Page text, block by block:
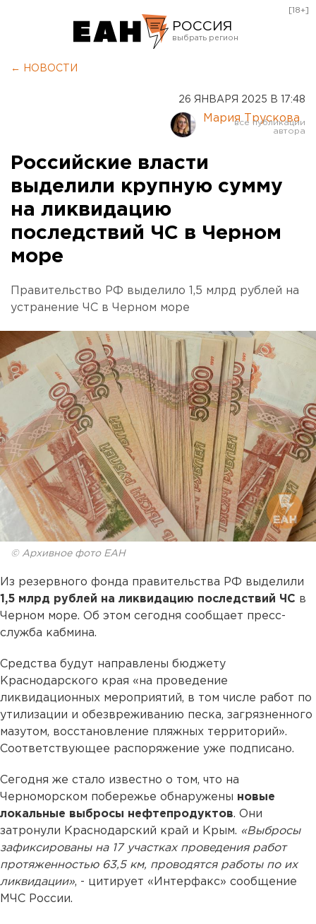
РОССИЯ
Курган
Оренбург
[18+]
← НОВОСТИ
26 ЯНВАРЯ 2025 В 17:48
Мария Трускова
Российские власти
выделили крупную сумму
на ликвидацию
последствий ЧС в Черном
море
Правительство РФ выделило 1,5 млрд рублей на
устранение ЧС в Черном море
© Архивное фото ЕАН
Из резервного фонда правительства РФ выделили
1,5 млрд рублей на ликвидацию последствий ЧС в
Черном море. Об этом сегодня сообщает пресс-
служба кабмина.
Средства будут направлены бюджету
Краснодарского края «на проведение
ликвидационных мероприятий, в том числе работ по
утилизации и обезвреживанию песка, загрязненного
мазутом, восстановление пляжных территорий».
Соответствующее распоряжение уже подписано.
Сегодня же стало известно о том, что на
Черноморском побережье обнаружены новые
локальные выбросы нефтепродуктов. Они
затронули Краснодарский край и Крым. «Выбросы
зафиксированы на 17 участках проведения работ
протяженностью 63,5 км, проводятся работы по их
ликвидации», - цитирует «Интерфакс» сообщение
МЧС России.